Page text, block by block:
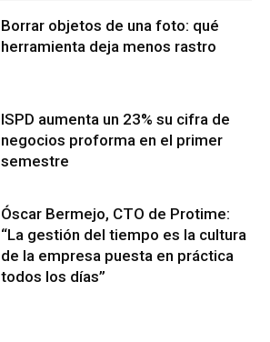
Borrar objetos de una foto: qué
herramienta deja menos rastro
ISPD aumenta un 23% su cifra de
negocios proforma en el primer
semestre
Óscar Bermejo, CTO de Protime:
“La gestión del tiempo es la cultura
de la empresa puesta en práctica
todos los días”